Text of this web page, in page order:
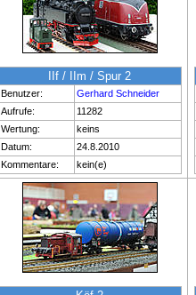
IIf / IIm / Spur 2
Benutzer:
Gerhard Schneider
Aufrufe:
11282
Wertung:
keins
Datum:
24.8.2010
Kommentare:
kein(e)